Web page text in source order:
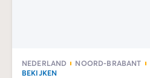
NEDERLAND NOORD-BRABANT
BEKIJKEN